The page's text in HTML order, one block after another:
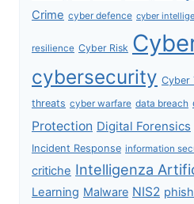
Crime cyber defence cyber
resilience Cyber Risk
cybersecurity Cyber
threats cyber warfare data breach
Protection Digital Forensics
Incident Response information
critiche Intelligenza
Learning Malware NIS2